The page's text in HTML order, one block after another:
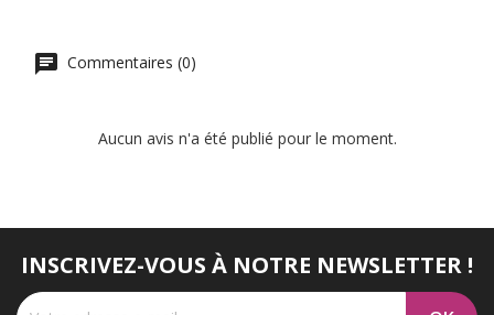
Commentaires (0)
Aucun avis n'a été publié pour le moment.
INSCRIVEZ-VOUS À NOTRE NEWSLETTER !